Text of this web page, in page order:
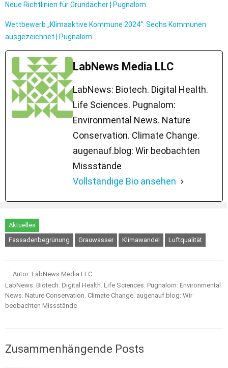
Neue Richtlinien für Gründächer | Pugnalom
Wettbewerb „Klimaaktive Kommune 2024“: Sechs Kommunen
ausgezeichnet | Pugnalom
LabNews Media LLC
LabNews: Biotech. Digital Health.
Life Sciences. Pugnalom:
Environmental News. Nature
Conservation. Climate Change.
augenauf.blog: Wir beobachten
Missstände
Vollständige Bio ansehen
Aktuelles
Fassadenbegrünung
Grauwasser Klimawandel Luftqualität
Autor: LabNews Media LLC
LabNews: Biotech. Digital Health. Life Sciences. Pugnalom: Environmental
News. Nature Conservation. Climate Change. augenauf.blog: Wir
beobachten Missstände
Zusammenhängende Posts